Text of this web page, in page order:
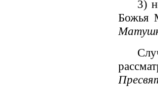
3)
Божья